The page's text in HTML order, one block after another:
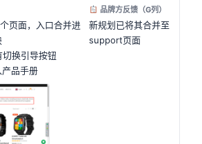
页面，入口合并进
换引导按钮
品手册
品牌方反馈（G列）
新规划已将其合并至
support页面